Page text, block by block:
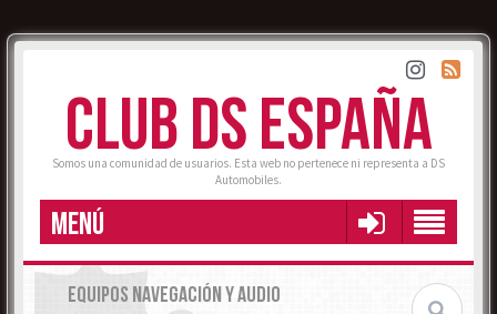
CLUB DS ESPAÑA
Somos una comunidad de usuarios. Esta web no pertenece ni representa a DS
Automobiles.
MENÚ
EQUIPOS NAVEGACIÓN Y AUDIO